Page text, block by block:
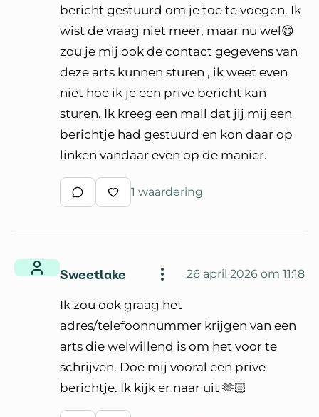
bericht gestuurd om je toe te voegen. Ik
wist de vraag niet meer, maar nu wel😄
zou je mij ook de contact gegevens van
deze arts kunnen sturen , ik weet even
niet hoe ik je een prive bericht kan
sturen. Ik kreeg een mail dat jij mij een
berichtje had gestuurd en kon daar op
linken vandaar even op de manier.
Schrijf een reactie
Waardeer reactie
1 waardering
Sweetlake 26 april 2026 om 11:18
Ik zou ook graag het
adres/telefoonnummer krijgen van een
arts die welwillend is om het voor te
schrijven. Doe mij vooral een prive
berichtje. Ik kijk er naar uit 🫶🏻